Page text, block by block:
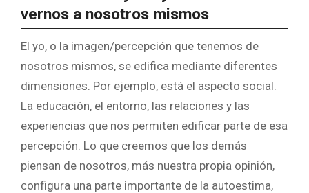
vernos a nosotros mismos
El yo, o la imagen/percepción que tenemos de
nosotros mismos, se edifica mediante diferentes
dimensiones. Por ejemplo, está el aspecto social.
La educación, el entorno, las relaciones y las
experiencias que nos permiten edificar parte de esa
percepción. Lo que creemos que los demás
piensan de nosotros, más nuestra propia opinión,
configura una parte importante de la autoestima,